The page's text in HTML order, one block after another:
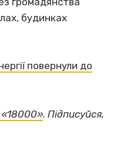
будинках
повернули до
«18000». Підписуйся,